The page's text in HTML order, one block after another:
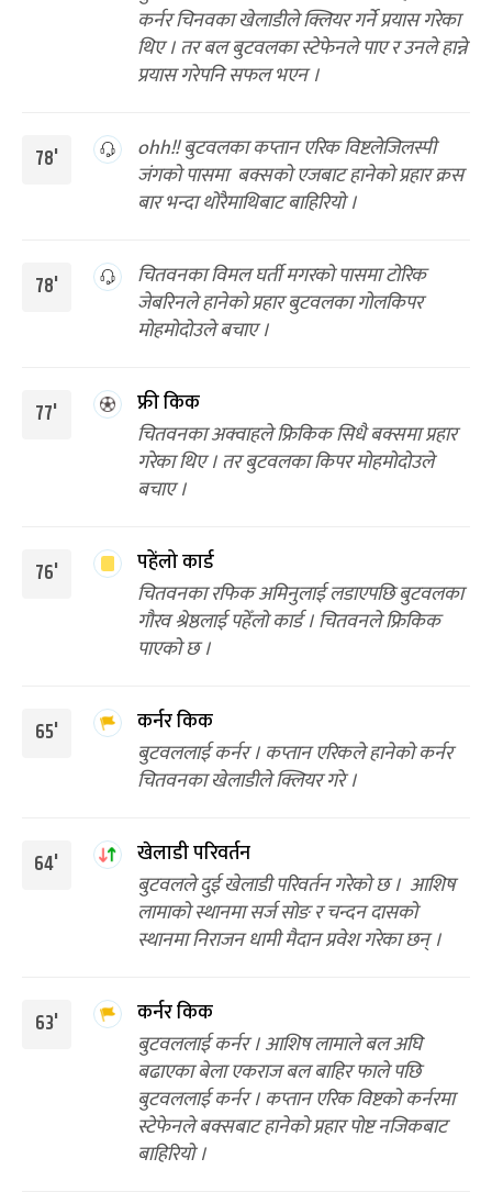
कर्नर चिनवका खेलाडीले क्लियर गर्ने प्रयास गरेका
थिए । तर बल बुटवलका स्टेफेनले पाए र उनले हान्ने
प्रयास गरेपनि सफल भएन ।
78'
ohh!! बुटवलका कप्तान एरिक विष्टलेजिलस्पी
जंगको पासमा बक्सको एजबाट हानेको प्रहार क्रस
बार भन्दा थोरैमाथिबाट बाहिरियो ।
78'
चितवनका विमल घर्ती मगरको पासमा टोरिक
जेबरिनले हानेको प्रहार बुटवलका गोलकिपर
मोहमोदोउले बचाए ।
77'
फ्री किक
चितवनका अक्वाहले फ्रिकिक सिधै बक्समा प्रहार
गरेका थिए । तर बुटवलका किपर मोहमोदोउले
बचाए ।
76'
पहेंलो कार्ड
चितवनका रफिक अमिनुलाई लडाएपछि बुटवलका
गौरव श्रेष्ठलाई पहेँलो कार्ड । चितवनले फ्रिकिक
पाएको छ ।
65'
कर्नर किक
बुटवललाई कर्नर । कप्तान एरिकले हानेको कर्नर
चितवनका खेलाडीले क्लियर गरे ।
64'
खेलाडी परिवर्तन
बुटवलले दुई खेलाडी परिवर्तन गरेको छ । आशिष
लामाको स्थानमा सर्ज सोङ र चन्दन दासको
स्थानमा निराजन धामी मैदान प्रवेश गरेका छन् ।
63'
कर्नर किक
बुटवललाई कर्नर । आशिष लामाले बल अघि
बढाएका बेला एकराज बल बाहिर फाले पछि
बुटवललाई कर्नर । कप्तान एरिक विष्टको कर्नरमा
स्टेफेनले बक्सबाट हानेको प्रहार पोष्ट नजिकबाट
बाहिरियो ।